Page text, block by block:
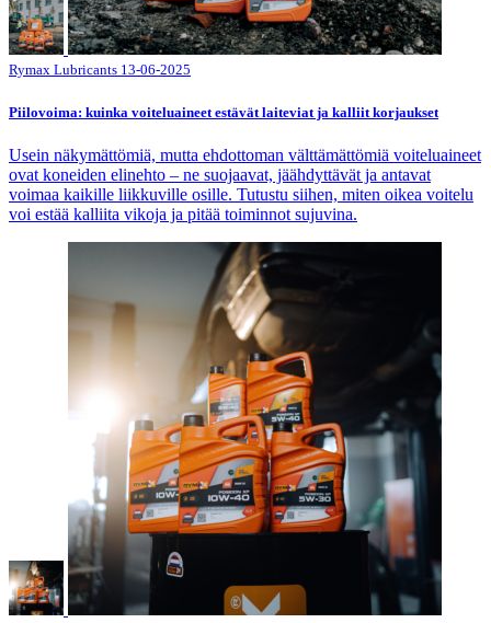
Rymax Lubricants 13-06-2025
Piilovoima: kuinka voiteluaineet estävät laiteviat ja kalliit korjaukset
Usein näkymättömiä, mutta ehdottoman välttämättömiä voiteluaineet
ovat koneiden elinehto – ne suojaavat, jäähdyttävät ja antavat
voimaa kaikille liikkuville osille. Tutustu siihen, miten oikea voitelu
voi estää kalliita vikoja ja pitää toiminnot sujuvina.